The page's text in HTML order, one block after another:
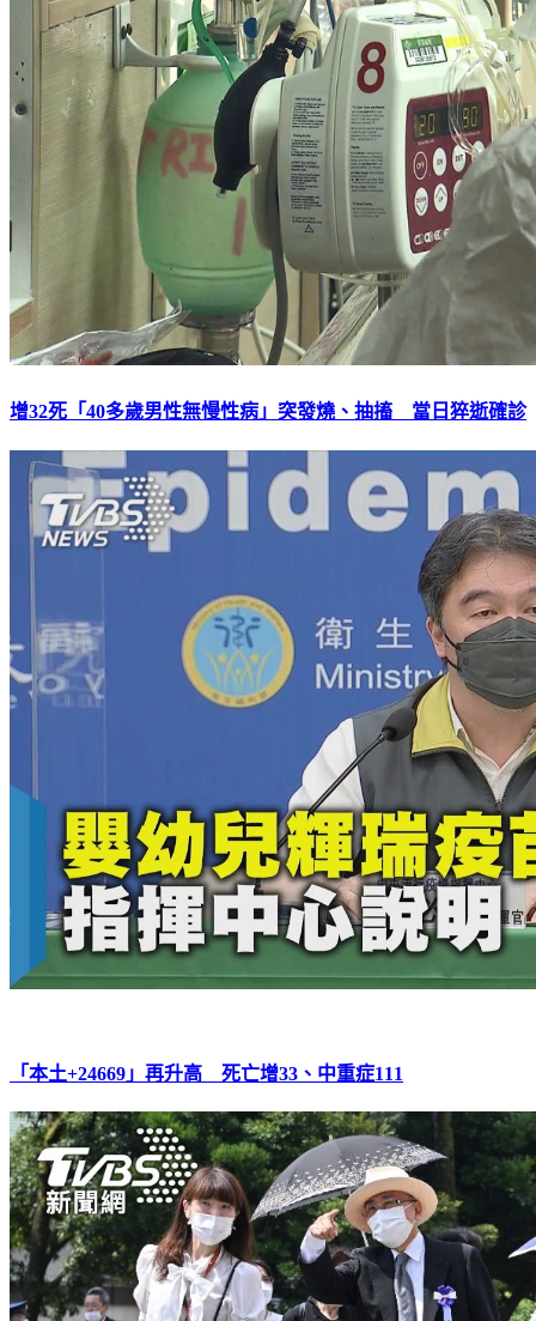
增32死「40多歲男性無慢性病」突發燒、抽搐 當日猝逝確診
「本土+24669」再升高 死亡增33、中重症111